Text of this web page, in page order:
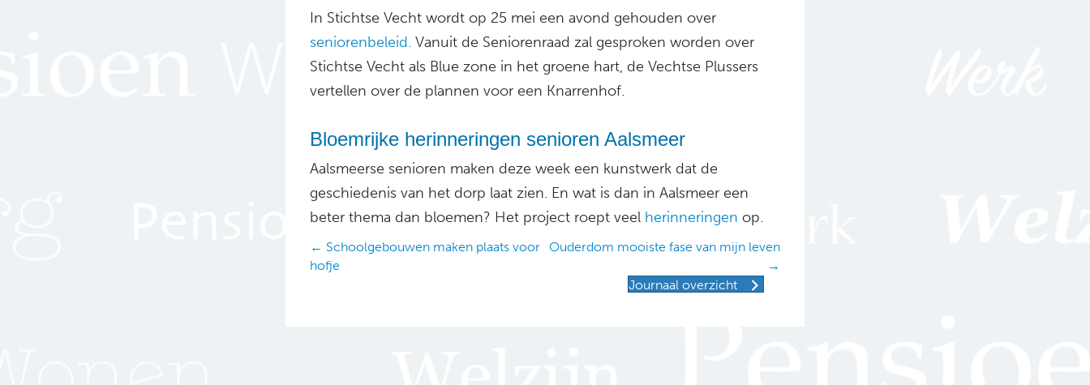
In Stichtse Vecht wordt op 25 mei een avond gehouden over
seniorenbeleid. Vanuit de Seniorenraad zal gesproken worden over
Stichtse Vecht als Blue zone in het groene hart, de Vechtse Plussers
vertellen over de plannen voor een Knarrenhof.
Bloemrijke herinneringen senioren Aalsmeer
Aalsmeerse senioren maken deze week een kunstwerk dat de
geschiedenis van het dorp laat zien. En wat is dan in Aalsmeer een
beter thema dan bloemen? Het project roept veel herinneringen op.
Posts
navigation
← Schoolgebouwen maken plaats voor
hofje
Ouderdom mooiste fase van mijn leven
→
Journaal overzicht